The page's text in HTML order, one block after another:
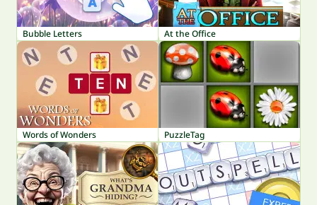
Bubble Letters At the Office
Words of Wonders PuzzleTag